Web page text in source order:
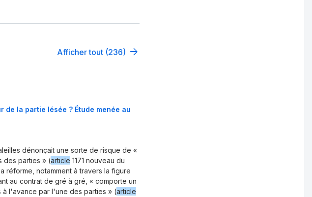
Afficher tout (236)
la partie lésée ? Étude menée au
dénonçait une sorte de risque de «
des parties » (article 1171 nouveau du
réforme, notamment à travers la figure
au contrat de gré à gré, « comporte un
l'avance par l'une des parties » (article